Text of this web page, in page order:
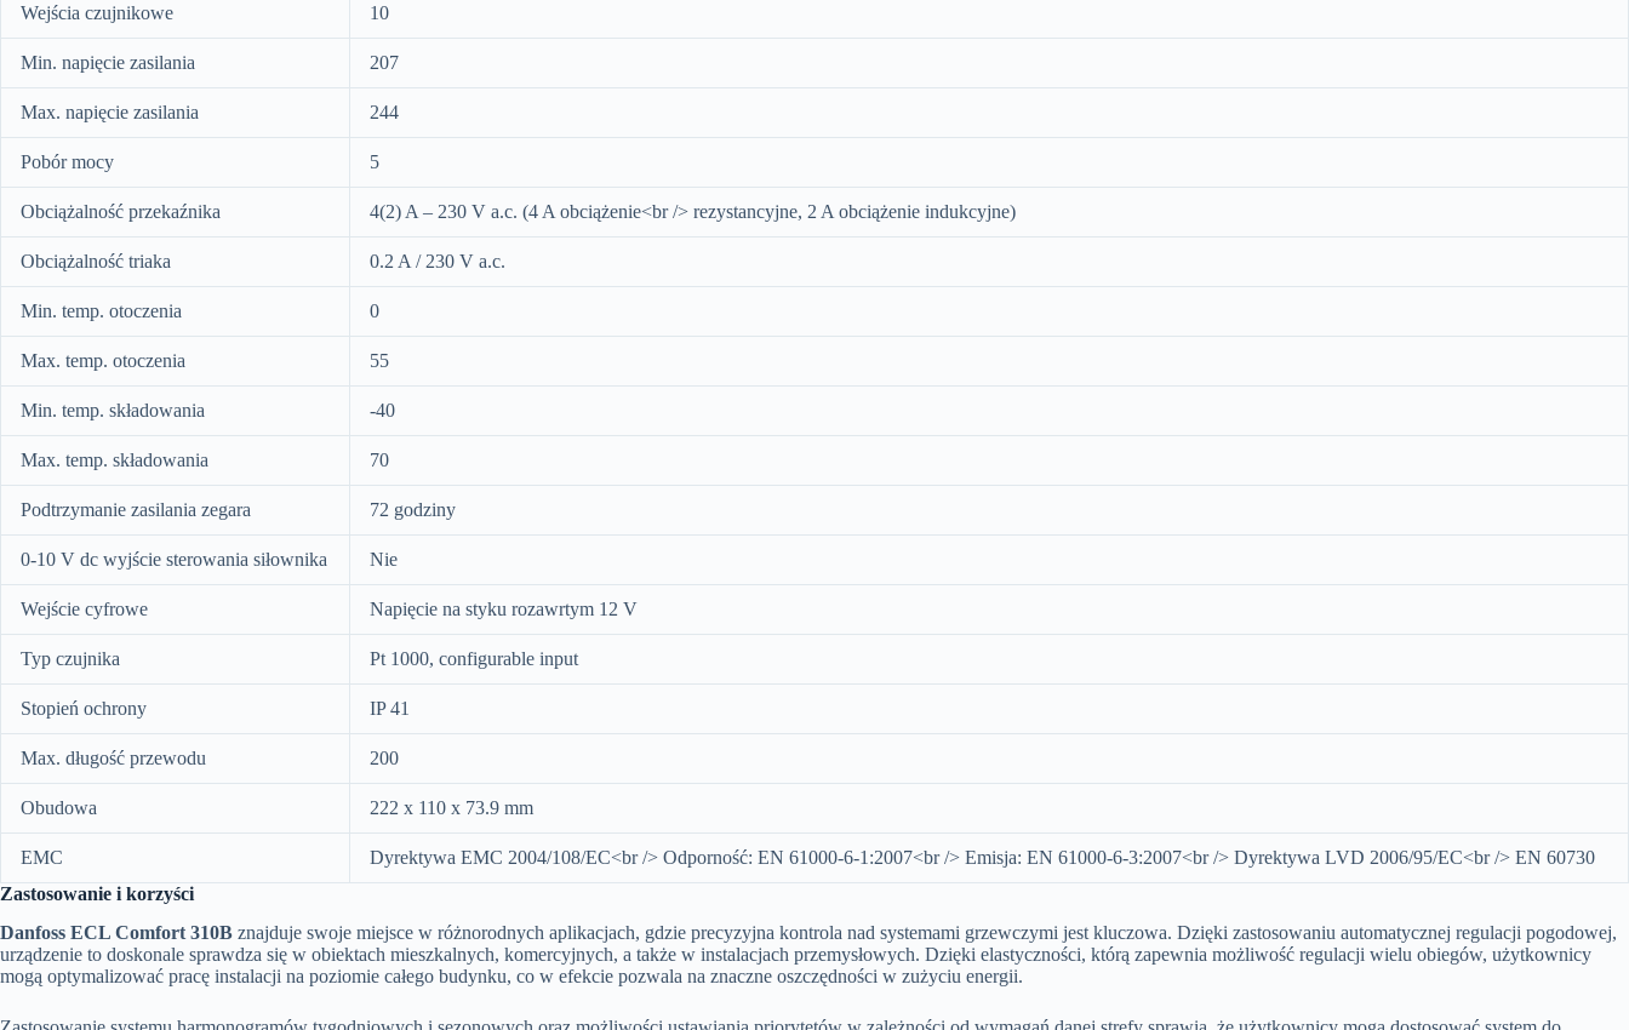
Wejścia czujnikowe 10
Min. napięcie zasilania 207
Max. napięcie zasilania 244
Pobór mocy 5
Obciążalność przekaźnika 4(2) A – 230 V a.c. (4 A obciążenie<br /> rezystancyjne, 2 A obciążenie indukcyjne)
Obciążalność triaka 0.2 A / 230 V a.c.
Min. temp. otoczenia 0
Max. temp. otoczenia 55
Min. temp. składowania -40
Max. temp. składowania 70
Podtrzymanie zasilania zegara 72 godziny
0-10 V dc wyjście sterowania siłownika Nie
Wejście cyfrowe Napięcie na styku rozawrtym 12 V
Typ czujnika Pt 1000, configurable input
Stopień ochrony IP 41
Max. długość przewodu 200
Obudowa 222 x 110 x 73.9 mm
EMC
Dyrektywa EMC 2004/108/EC<br /> Odporność: EN 61000-6-1:2007<br /> Emisja: EN 61000-6-3:2007<br /> Dyrektywa LVD 2006/95/EC<br /> EN 60730
Zastosowanie i korzyści
Danfoss ECL Comfort 310B znajduje swoje miejsce w różnorodnych aplikacjach, gdzie precyzyjna kontrola nad systemami grzewczymi jest kluczowa. Dzięki zastosowaniu automatycznej regulacji pogodowej,
urządzenie to doskonale sprawdza się w obiektach mieszkalnych, komercyjnych, a także w instalacjach przemysłowych. Dzięki elastyczności, którą zapewnia możliwość regulacji wielu obiegów, użytkownicy
mogą optymalizować pracę instalacji na poziomie całego budynku, co w efekcie pozwala na znaczne oszczędności w zużyciu energii.